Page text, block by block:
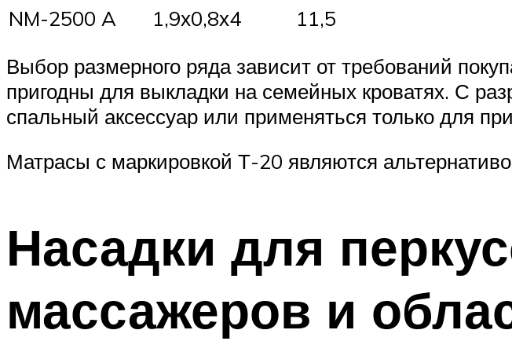
NM-2500 A
1,9х0,8х4
11,5
Выбор размерного ряда зависит от требований
пригодны для выкладки на семейных кроватях. С
спальный аксессуар или применяться только для
Матрасы с маркировкой Т-20 являются
Насадки для
массажеров и